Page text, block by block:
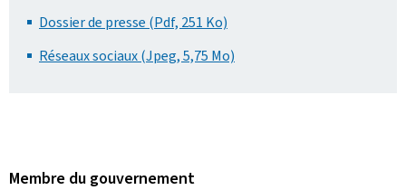
Dossier de presse (Pdf, 251 Ko)
Réseaux sociaux (Jpeg, 5,75 Mo)
Membre du gouvernement